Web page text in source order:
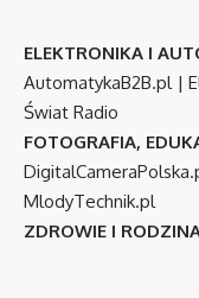
ELEKTRONIKA I
AutomatykaB2B.pl |
Świat Radio
FOTOGRAFIA,
MlodyTechnik.pl
ZDROWIE I